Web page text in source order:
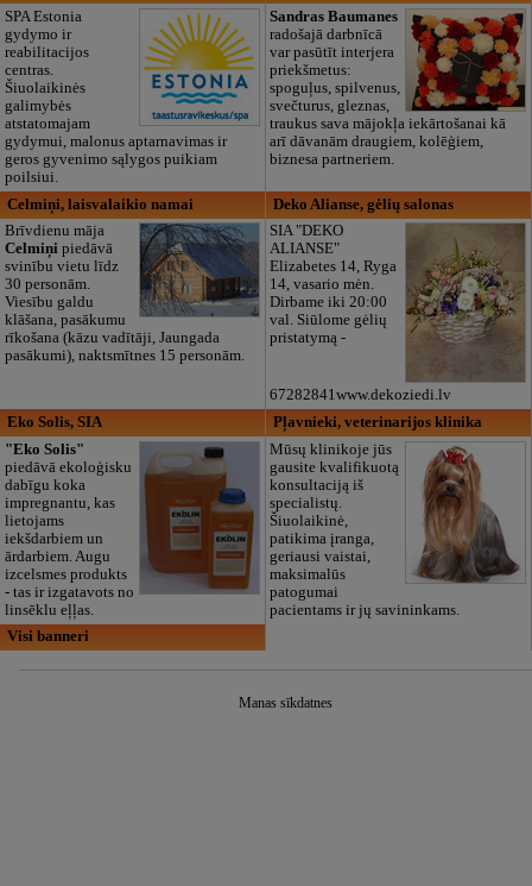
SPA Estonia
gydymo ir
reabilitacijos
centras.
Šiuolaikinės
galimybės
atstatomajam
gydymui, malonus aptarnavimas ir
geros gyvenimo sąlygos puikiam
poilsiui.
Sandras Baumanes
radošajā darbnīcā
var pasūtīt interjera
priekšmetus:
spoguļus, spilvenus,
svečturus, gleznas,
traukus sava mājokļa iekārtošanai kā
arī dāvanām draugiem, kolēģiem,
biznesa partneriem.
Celmiņi, laisvalaikio namai
Brīvdienu māja
Celmiņipiedāvā
svinību vietu līdz
30 personām.
Viesību galdu
klāšana, pasākumu
rīkošana (kāzu vadītāji, Jaungada
pasākumi), naktsmītnes 15 personām.
Deko Alianse, gėlių salonas
SIA "DEKO
ALIANSE"
Elizabetes 14, Ryga
14, vasario mėn.
Dirbame iki 20:00
val. Siūlome gėlių
pristatymą -
67282841www.dekoziedi.lv
Eko Solis, SIA
"Eko Solis"
piedāvā ekoloģisku
dabīgu koka
impregnantu, kas
lietojams
iekšdarbiem un
ārdarbiem. Augu
izcelsmes produkts
- tas ir izgatavots no
linsēklu eļļas.
Pļavnieki, veterinarijos klinika
Mūsų klinikoje jūs
gausite kvalifikuotą
konsultaciją iš
specialistų.
Šiuolaikinė,
patikima įranga,
geriausi vaistai,
maksimalūs
patogumai
pacientams ir jų savininkams.
Visi banneri
Manas sīkdatnes